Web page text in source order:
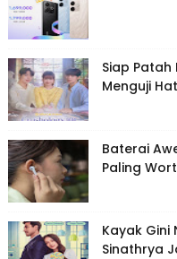
Siap Patah
Menguji
Baterai
Paling
Kayak Gini
Sinathrya